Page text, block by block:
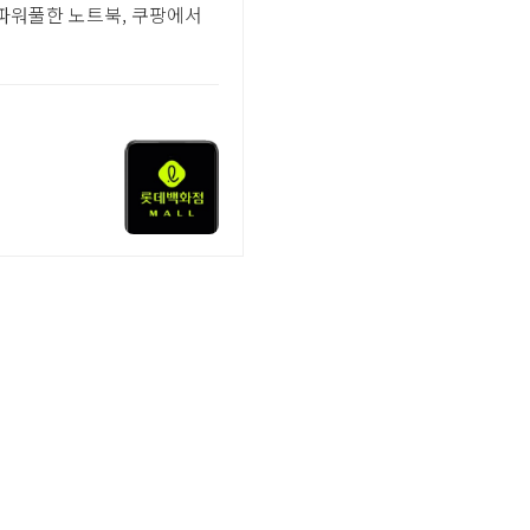
풀한 노트북, 쿠팡에서